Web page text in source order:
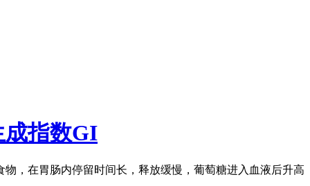
成指数GI
，在胃肠内停留时间长，释放缓慢，葡萄糖进入血液后升高